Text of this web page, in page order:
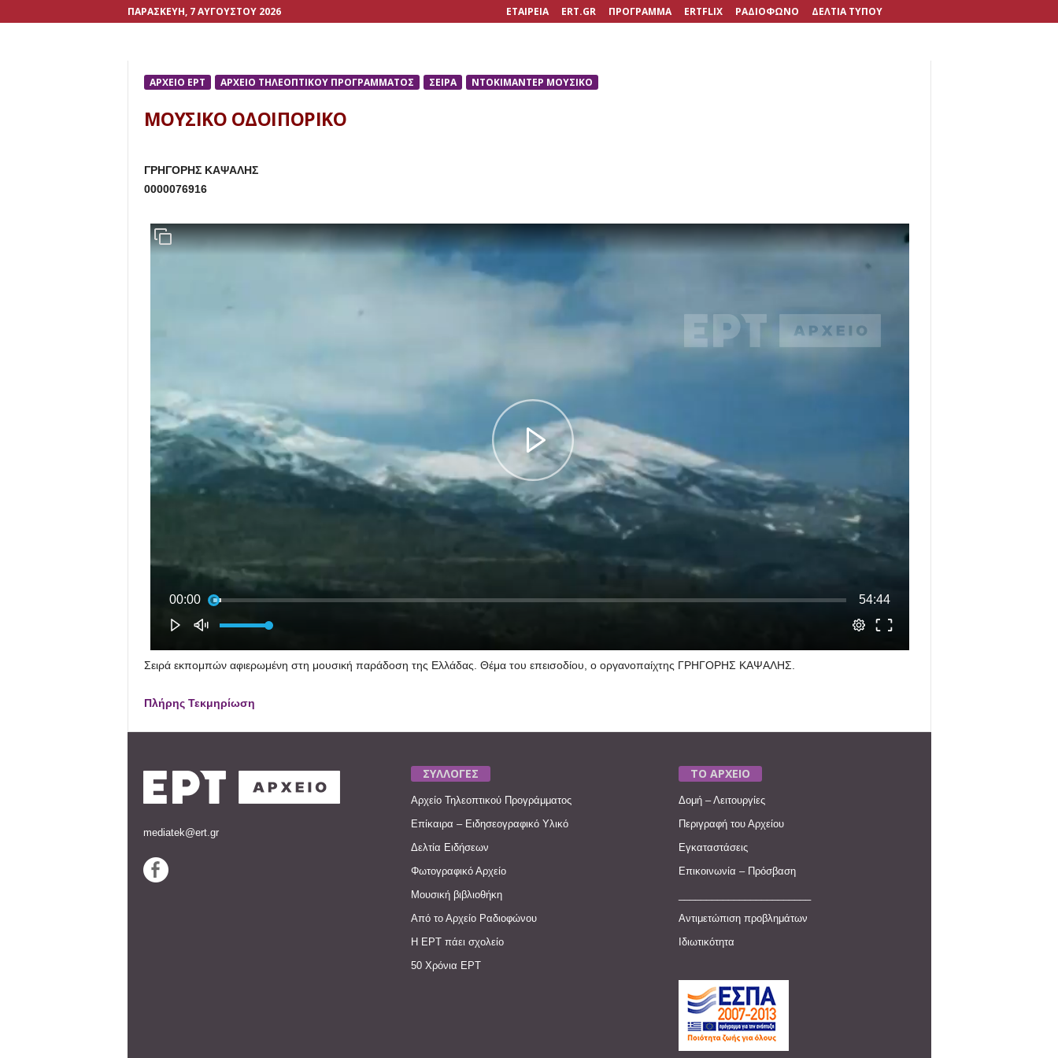
ΠΑΡΑΣΚΕΥΉ, 7 ΑΥΓΟΎΣΤΟΥ 2026 ΕΤΑΙΡΕΙΑ ERT.GR ΠΡΟΓΡΑΜΜΑ ERTFLIX ΡΑΔΙΟΦΩΝΟ ΔΕΛΤΙΑ ΤΥΠΟΥ
ΑΡΧΕΙΟ ΕΡΤ ΑΡΧΕΙΟ ΤΗΛΕΟΠΤΙΚΟΥ ΠΡΟΓΡΑΜΜΑΤΟΣ ΣΕΙΡΑ ΝΤΟΚΙΜΑΝΤΕΡ ΜΟΥΣΙΚΟ
ΜΟΥΣΙΚΟ ΟΔΟΙΠΟΡΙΚΟ
ΓΡΗΓΟΡΗΣ ΚΑΨΑΛΗΣ
0000076916
Σειρά εκπομπών αφιερωμένη στη μουσική παράδοση της Ελλάδας. Θέμα του επεισοδίου, ο οργανοπαίχτης ΓΡΗΓΟΡΗΣ ΚΑΨΑΛΗΣ.
Πλήρης Τεκμηρίωση
mediatek@ert.gr
ΣΥΛΛΟΓΕΣ
Αρχείο Τηλεοπτικού Προγράμματος
Επίκαιρα – Ειδησεογραφικό Υλικό
Δελτία Ειδήσεων
Φωτογραφικό Αρχείο
Μουσική βιβλιοθήκη
Από το Αρχείο Ραδιοφώνου
Η ΕΡΤ πάει σχολείο
50 Χρόνια ΕΡΤ
ΤΟ ΑΡΧΕΙΟ
Δομή – Λειτουργίες
Περιγραφή του Αρχείου
Εγκαταστάσεις
Επικοινωνία – Πρόσβαση
Αντιμετώπιση προβλημάτων
Ιδιωτικότητα